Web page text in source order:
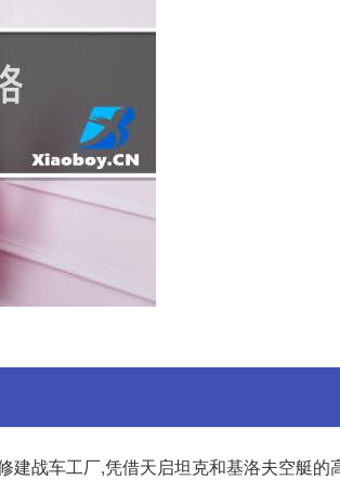
战车工厂,凭借天启坦克和基洛夫空艇的